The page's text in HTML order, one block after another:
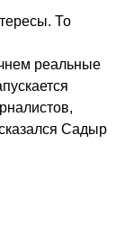
То
реальные
Садыр